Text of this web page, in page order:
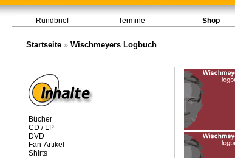
Rundbrief Termine Shop
Startseite » Wischmeyers Logbuch
Bücher
CD / LP
DVD
Fan-Artikel
Shirts